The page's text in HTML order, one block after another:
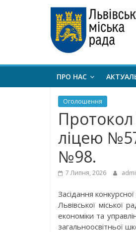
ПРО НАС
Оголошення
ліцею
№98.
7 Липня, 2026
Засідання
Львівської
економіки та
загальноосвітньої